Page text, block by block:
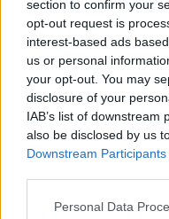
section to confirm your
opt-out request is
interest-based ads
us or personal
your opt-out. You may
disclosure of your
IAB’s list of
also be disclosed by us
Downstream Participants
Personal Data